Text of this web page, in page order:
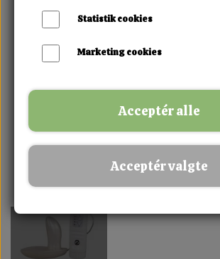
Statistik cookies
Marketing cookies
Acceptér alle
Acceptér valgte